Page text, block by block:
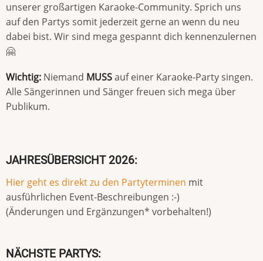
unserer großartigen Karaoke-Community. Sprich uns
auf den Partys somit jederzeit gerne an wenn du neu
dabei bist. Wir sind mega gespannt dich kennenzulernen
🤗
Wichtig: Niemand MUSSauf einer Karaoke-Party singen.
Alle Sängerinnen und Sänger freuen sich mega über
Publikum.
JAHRESÜBERSICHT 2026:
Hier geht es direkt zu den Partyterminen mit
ausführlichen Event-Beschreibungen :-)
(Änderungen und Ergänzungen* vorbehalten!)
NÄCHSTE PARTYS: